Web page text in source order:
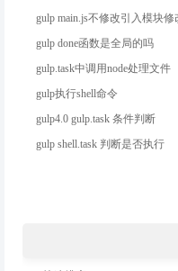
gulp done函数是全局的吗
gulp.task中调用node处理文件
gulp执行shell命令
gulp4.0 gulp.task 条件判断
gulp shell.task 判断是否执行